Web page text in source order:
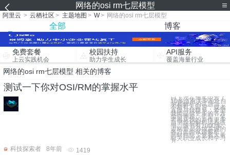
网络的osi rm七层模型
阿里云 > 云栖社区 > 主题地图 > W> 网络的osi rm七层模型
全部 博客
免费套餐
上云实践机会
校园扶持
助力学生成长
API服务
覆盖海量行业
网络的osi rm七层模型 相关的博客
测试一下你对OSI/RM的掌握水平
自上次在博客中发了
10多道有关IP地址自
测和解析的试题后，
不断有人留言，或者
直接与我联系，希望
我能提供更多的各方
面自测题。于是，笔
者再从我的新作更多
自测题和解析请看该
书。该书有1000多
道网管员必须掌握的
各方面面试题解析，
同时包括了笔者大量
有关职业成长和学习
方
科技探索者
8年前 1419